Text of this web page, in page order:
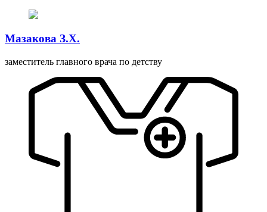
Мазакова З.Х.
заместитель главного врача по детству